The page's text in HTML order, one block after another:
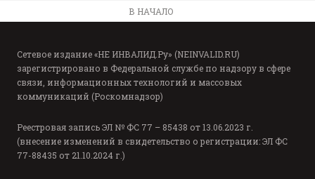
В НАЧАЛО
Сетевое издание «НЕ ИНВАЛИД.Ру» (NEINVALID.RU)
зарегистрировано в Федеральной службе по надзору в сфере
связи, информационных технологий и массовых
коммуникаций (Роскомнадзор)
Реестровая запись ЭЛ № ФС 77 – 85438 от 13.06.2023 г.
(внесение изменений в свидетельство о регистрации: ЭЛ ФС
77-88435 от 21.10.2024 г.)